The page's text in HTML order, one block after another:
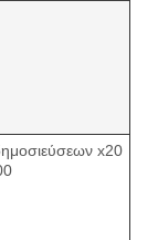
x20